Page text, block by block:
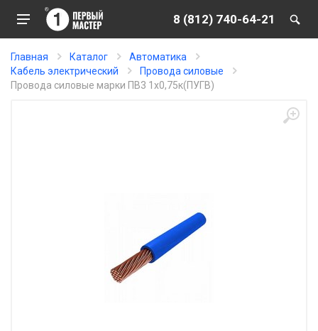
8 (812) 740-64-21
Главная Каталог
Автоматика
Кабель электрический
Провода силовые
Провода силовые марки ПВ3 1х0,75к(ПУГВ)